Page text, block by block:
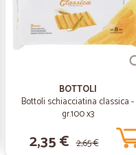
aperto, nastrato con del
confezione. A parte questo,
BOTTOLI
Bottoli schiacciatina classica -
gr.100 x3
2,35 € 2,65 €